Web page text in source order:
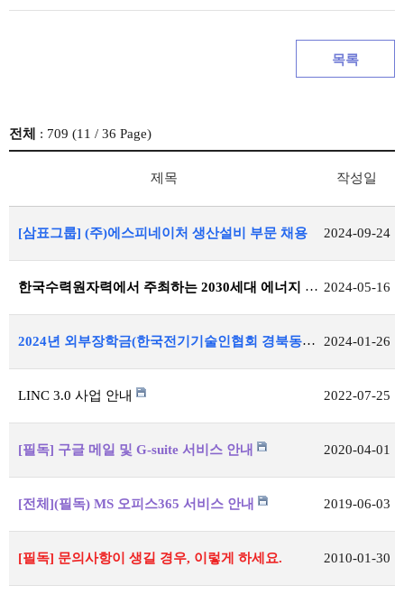
목록
전체 : 709 (11 / 36 Page)
제목 작성일
[삼표그룹] (주)에스피네이처 생산설비 부문 채용 2024-09-24
한국수력원자력에서 주최하는 2030세대 에너지 리더 캠프 신청 안내 2024-05-16
2024년 외부장학금(한국전기기술인협회 경북동도회) 공지 2024-01-26
LINC 3.0 사업 안내 2022-07-25
[필독] 구글 메일 및 G-suite 서비스 안내 2020-04-01
[전체](필독) MS 오피스365 서비스 안내 2019-06-03
[필독] 문의사항이 생길 경우, 이렇게 하세요. 2010-01-30